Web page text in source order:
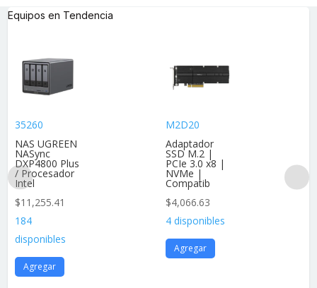
Equipos en Tendencia
35260
NAS UGREEN
NASync
DXP4800 Plus
/ Procesador
Intel
$11,255.41
184
disponibles
Agregar
M2D20
Adaptador
SSD M.2 |
PCIe 3.0 x8 |
NVMe |
Compatib
$4,066.63
4 disponibles
Agregar